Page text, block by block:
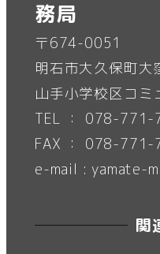
務局
〒674-0051
明石市大久保町
山手小学校区コミ
TEL ： 078-771-
FAX ： 078-771-
e-mail : yamate-
関